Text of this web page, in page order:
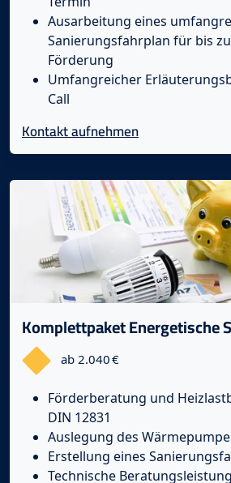
Ausarbeitung eines
Sanierungsfahrplan für bis
Förderung
Umfangreicher
Call
Kontakt aufnehmen
Komplettpaket Energetische
ab 2.040 €
Förderberatung und
DIN 12831
Auslegung des
Erstellung eines
Technische